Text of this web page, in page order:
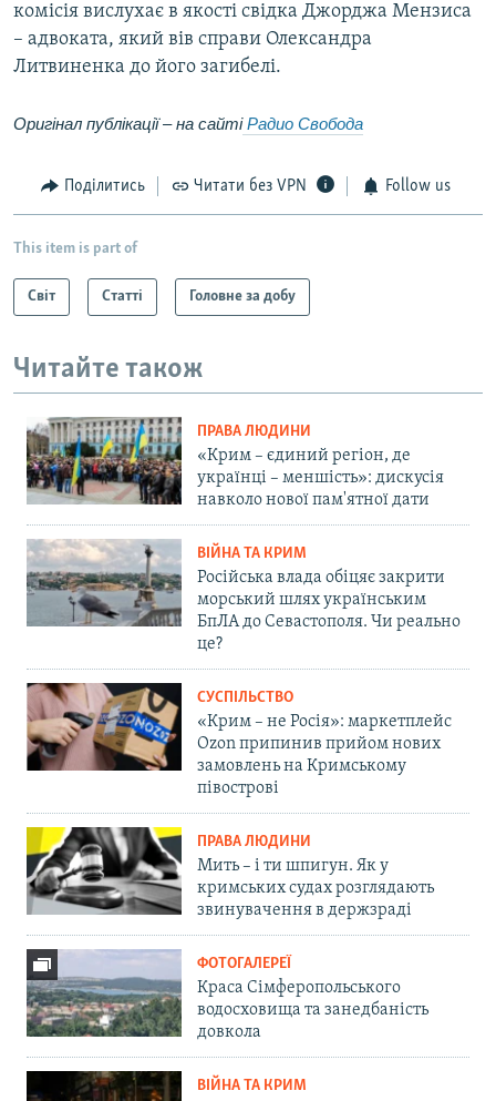
комісія вислухає в якості свідка Джорджа Мензиса
– адвоката, який вів справи Олександра
Литвиненка до його загибелі.
Оригінал публікації – на сайтіРадио Свобода
Поділитись Читати без VPN Follow us
This item is part of
Світ Статті Головне за добу
Читайте також
ПРАВА ЛЮДИНИ
«Крим – єдиний регіон, де
українці – меншість»: дискусія
навколо нової пам'ятної дати
ВІЙНА ТА КРИМ
Російська влада обіцяє закрити
морський шлях українським
БпЛА до Севастополя. Чи реально
це?
СУСПІЛЬСТВО
«Крим – не Росія»: маркетплейс
Ozon припинив прийом нових
замовлень на Кримському
півострові
ПРАВА ЛЮДИНИ
Мить – і ти шпигун. Як у
кримських судах розглядають
звинувачення в держзраді
ФОТОГАЛЕРЕЇ
Краса Сімферопольського
водосховища та занедбаність
довкола
ВІЙНА ТА КРИМ